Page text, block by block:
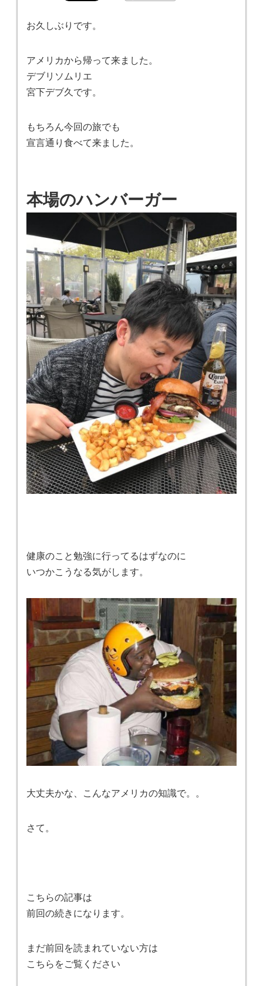
お久しぶりです。
アメリカから帰って来ました。
デブリソムリエ
宮下デブ久です。
もちろん今回の旅でも
宣言通り食べて来ました。
本場のハンバーガー
健康のこと勉強に行ってるはずなのに
いつかこうなる気がします。
大丈夫かな、こんなアメリカの知識で。。
さて。
こちらの記事は
前回の続きになります。
まだ前回を読まれていない方は
こちらをご覧ください